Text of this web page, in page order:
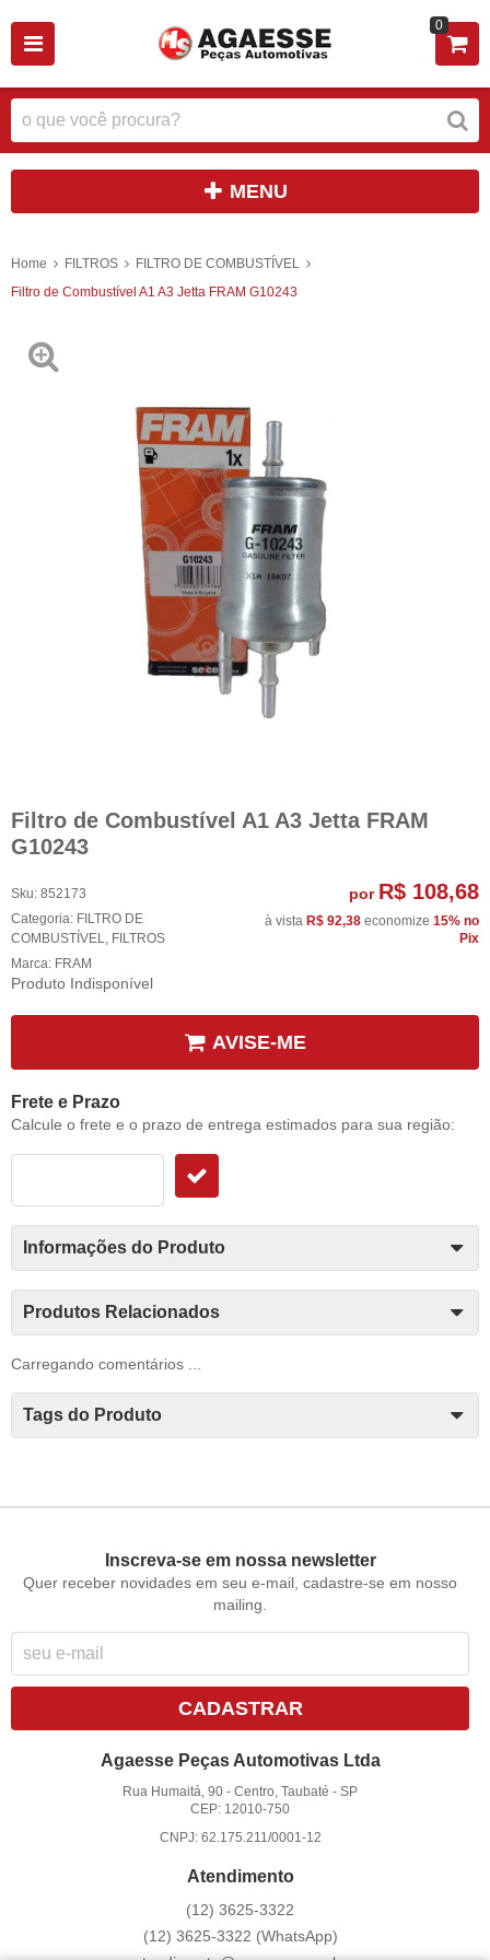
0
MENU
Home FILTROS
FILTRO DE COMBUSTÍVEL
Filtro de Combustível A1 A3 Jetta FRAM G10243
Filtro de Combustível A1 A3 Jetta FRAM
G10243
Sku: 852173
Categoria: FILTRO DE
COMBUSTÍVEL, FILTROS
Marca: FRAM
Produto Indisponível
por R$ 108,68
à vista R$ 92,38 economize 15% no
Pix
AVISE-ME
Frete e Prazo
Calcule o frete e o prazo de entrega estimados para sua região:
Informações do Produto
Produtos Relacionados
Carregando comentários ...
Tags do Produto
Inscreva-se em nossa newsletter
Quer receber novidades em seu e-mail, cadastre-se em nosso
mailing.
CADASTRAR
Agaesse Peças Automotivas Ltda
Rua Humaitá, 90 -Centro, Taubaté -SP
CEP: 12010-750
CNPJ: 62.175.211/0001-12
Atendimento
(12) 3625-3322
(12) 3625-3322 (WhatsApp)